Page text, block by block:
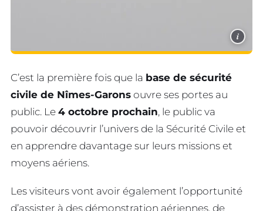
i
C’est la première fois que la base de sécurité
civile de Nîmes-Garons ouvre ses portes au
public. Le 4 octobre prochain, le public va
pouvoir découvrir l’univers de la Sécurité Civile et
en apprendre davantage sur leurs missions et
moyens aériens.
Les visiteurs vont avoir également l’opportunité
d’assister à des démonstration aériennes, de